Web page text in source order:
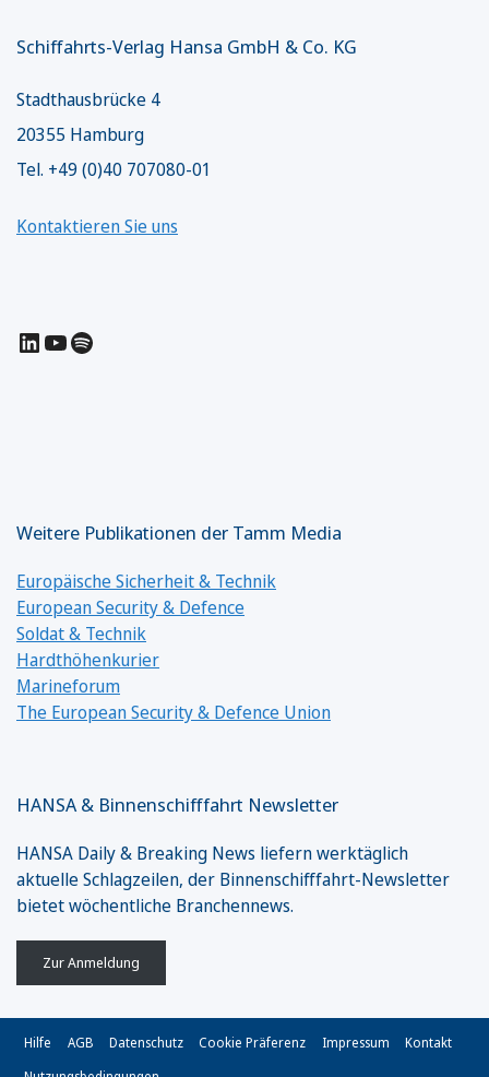
Schiffahrts-Verlag Hansa GmbH & Co. KG
Stadthausbrücke 4
20355 Hamburg
Tel. +49 (0)40 707080-01
Kontaktieren Sie uns
LinkedIn
YouTube
Spotify
Weitere Publikationen der Tamm Media
Europäische Sicherheit & Technik
European Security & Defence
Soldat & Technik
Hardthöhenkurier
Marineforum
The European Security & Defence Union
HANSA & Binnenschifffahrt Newsletter
HANSA Daily & Breaking News liefern werktäglich
aktuelle Schlagzeilen, der Binnenschifffahrt-Newsletter
bietet wöchentliche Branchennews.
Zur Anmeldung
Hilfe AGB Datenschutz Cookie Präferenz Impressum
Kontakt